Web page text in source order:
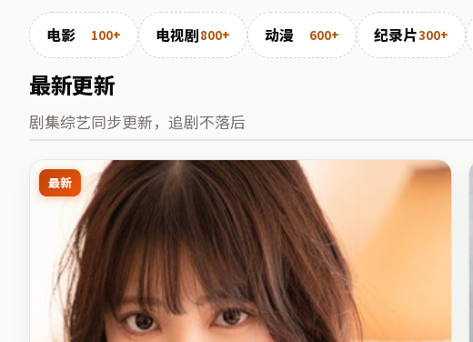
电影 100+ 电视剧800+ 动漫 600+ 纪录片300+
最新更新
剧集综艺同步更新，追剧不落后
最新